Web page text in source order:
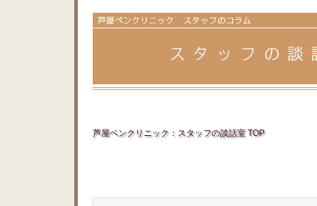
芦屋ベンクリニック：スタッフの談話室 TOP